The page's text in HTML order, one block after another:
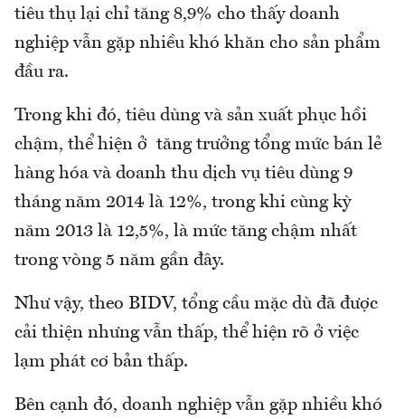
tiêu thụ lại chỉ tăng 8,9% cho thấy doanh
nghiệp vẫn gặp nhiều khó khăn cho sản phẩm
đầu ra.
Trong khi đó, tiêu dùng và sản xuất phục hồi
chậm, thể hiện ở tăng trưởng tổng mức bán lẻ
hàng hóa và doanh thu dịch vụ tiêu dùng 9
tháng năm 2014 là 12%, trong khi cùng kỳ
năm 2013 là 12,5%, là mức tăng chậm nhất
trong vòng 5 năm gần đây.
Như vậy, theo BIDV, tổng cầu mặc dù đã được
cải thiện nhưng vẫn thấp, thể hiện rõ ở việc
lạm phát cơ bản thấp.
Bên cạnh đó, doanh nghiệp vẫn gặp nhiều khó